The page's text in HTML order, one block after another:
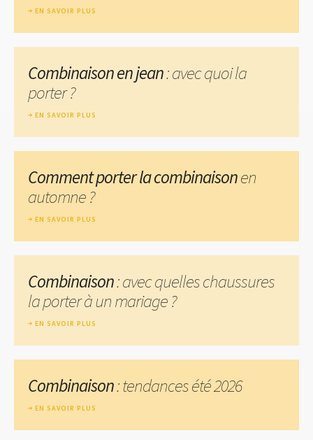
EN SAVOIR PLUS
Combinaison en jean: avec quoi la
porter ?
EN SAVOIR PLUS
Comment porter la combinaisonen
automne ?
EN SAVOIR PLUS
Combinaison: avec quelles chaussures
la porter à un mariage ?
EN SAVOIR PLUS
Combinaison: tendances été 2026
EN SAVOIR PLUS